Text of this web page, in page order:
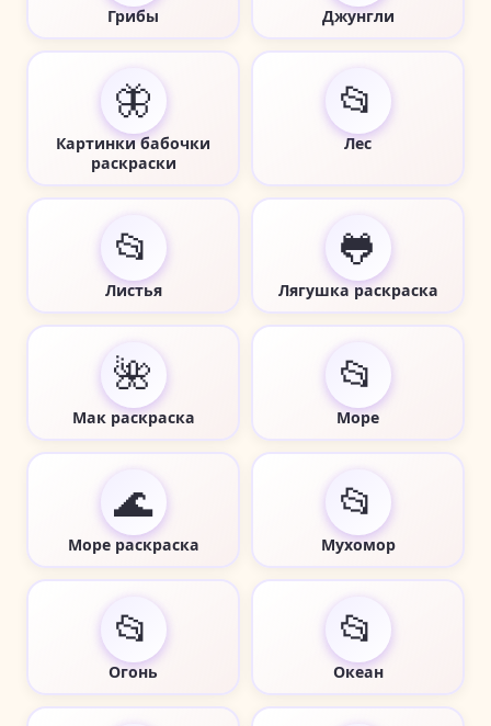
Грибы Джунгли
🦋
Картинки бабочки
раскраски
📂
Лес
📂
Листья
🐸
Лягушка раскраска
🌺
Мак раскраска
📂
Море
🌊
Море раскраска
📂
Мухомор
📂
Огонь
📂
Океан